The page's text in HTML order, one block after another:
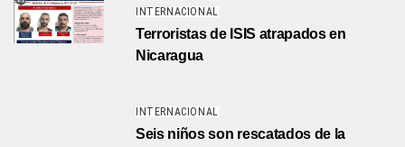
INTERNACIONAL
Terroristas de ISIS atrapados en
Nicaragua
INTERNACIONAL
Seis niños son rescatados de la